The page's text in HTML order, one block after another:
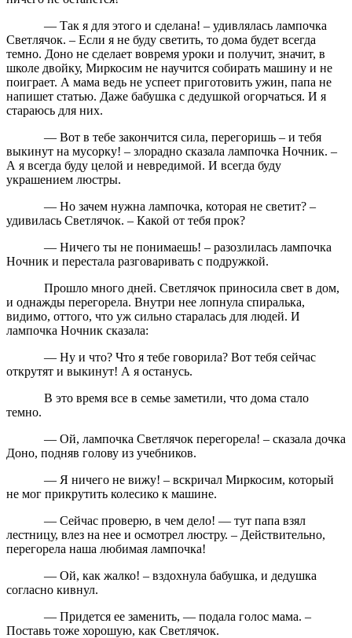
— Так я для этого и сделана! – удивлялась лампочка
Светлячок. – Если я не буду светить, то дома будет всегда
темно. Доно не сделает вовремя уроки и получит, значит, в
школе двойку, Миркосим не научится собирать машину и не
поиграет. А мама ведь не успеет приготовить ужин, папа не
напишет статью. Даже бабушка с дедушкой огорчаться. И я
стараюсь для них.
— Вот в тебе закончится сила, перегоришь – и тебя
выкинут на мусорку! – злорадно сказала лампочка Ночник. –
А я всегда буду целой и невредимой. И всегда буду
украшением люстры.
— Но зачем нужна лампочка, которая не светит? –
удивилась Светлячок. – Какой от тебя прок?
— Ничего ты не понимаешь! – разозлилась лампочка
Ночник и перестала разговаривать с подружкой.
Прошло много дней. Светлячок приносила свет в дом,
и однажды перегорела. Внутри нее лопнула спиралька,
видимо, оттого, что уж сильно старалась для людей. И
лампочка Ночник сказала:
— Ну и что? Что я тебе говорила? Вот тебя сейчас
открутят и выкинут! А я останусь.
В это время все в семье заметили, что дома стало
темно.
— Ой, лампочка Светлячок перегорела! – сказала дочка
Доно, подняв голову из учебников.
— Я ничего не вижу! – вскричал Миркосим, который
не мог прикрутить колесико к машине.
— Сейчас проверю, в чем дело! — тут папа взял
лестницу, влез на нее и осмотрел люстру. – Действительно,
перегорела наша любимая лампочка!
— Ой, как жалко! – вздохнула бабушка, и дедушка
согласно кивнул.
— Придется ее заменить, — подала голос мама. –
Поставь тоже хорошую, как Светлячок.